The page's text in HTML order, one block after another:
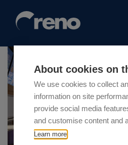
About cookies on
We use cookies to collect
information on site
provide social media
and customise content and
Learn more